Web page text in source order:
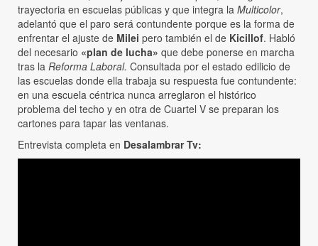
trayectoria en escuelas públicas y que integra la Multicolor,
adelantó que el paro será contundente porque es la forma de
enfrentar el ajuste de Milei pero también el de Kicillof. Habló
del necesario «plan de lucha» que debe ponerse en marcha
tras la Reforma Laboral. Consultada por el estado edilicio de
las escuelas donde ella trabaja su respuesta fue contundente:
en una escuela céntrica nunca arreglaron el histórico
problema del techo y en otra de Cuartel V se preparan los
cartones para tapar las ventanas.
Entrevista completa en Desalambrar Tv: